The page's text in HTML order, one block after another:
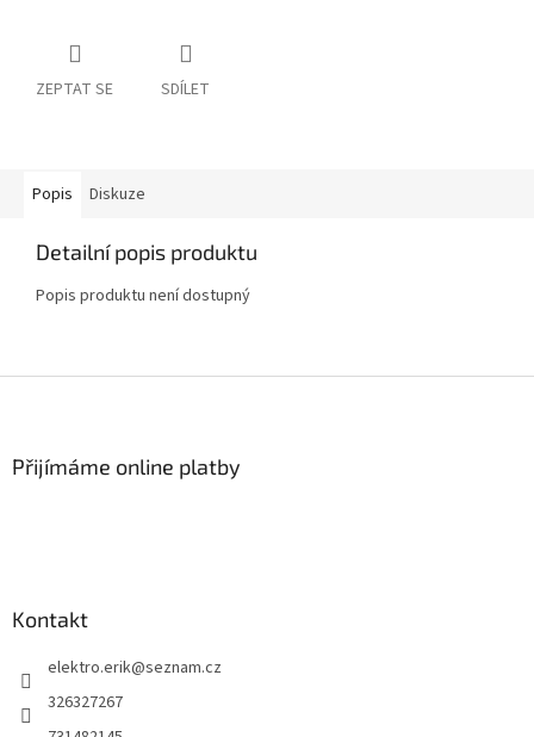
ZEPTAT SE SDÍLET
Popis Diskuze
Detailní popis produktu
Popis produktu není dostupný
Přijímáme online platby
Kontakt
elektro.erik@seznam.cz
326327267